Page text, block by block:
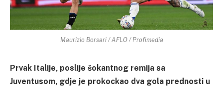
Maurizio Borsari / AFLO / Profimedia
Prvak Italije, poslije šokantnog remija sa
Juventusom, gdje je prokockao dva gola prednosti u